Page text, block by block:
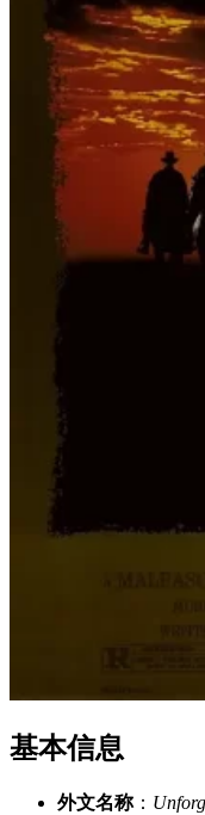
基本信息
外文名称：